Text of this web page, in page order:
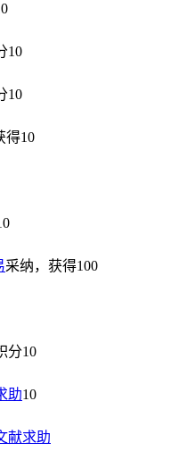
10
10
得10
采纳，获得100
分10
助10
献求助